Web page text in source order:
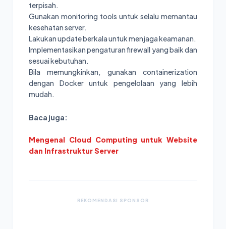
terpisah.
Gunakan monitoring tools untuk selalu memantau
kesehatan server.
Lakukan update berkala untuk menjaga keamanan.
Implementasikan pengaturan firewall yang baik dan
sesuai kebutuhan.
Bila memungkinkan, gunakan containerization
dengan Docker untuk pengelolaan yang lebih
mudah.
Baca juga:
Mengenal Cloud Computing untuk Website
dan Infrastruktur Server
REKOMENDASI SPONSOR